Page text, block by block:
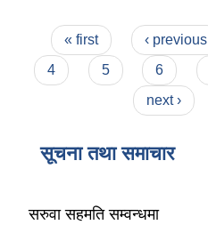
Pages
« first ‹ previous
4
5 6
next ›
सूचना तथा समाचार
सरुवा सहमति सम्वन्धमा